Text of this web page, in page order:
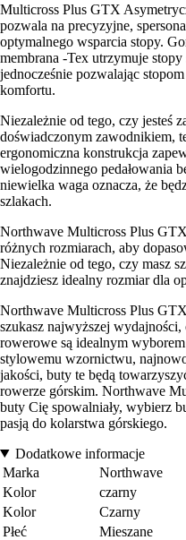
Multicross Plus GTX
pozwala na precyzyjne,
optymalnego wsparcia stopy.
membrana -Tex utrzymuje
jednocześnie pozwalając
komfortu.
Niezależnie od tego, czy jesteś
doświadczonym zawodnikiem,
ergonomiczna konstrukcja
wielogodzinnego pedałowania
niewielka waga oznacza, że
szlakach.
Northwave Multicross Plus
różnych rozmiarach, aby
Niezależnie od tego, czy masz
znajdziesz idealny rozmiar dla
Northwave Multicross Plus
szukasz najwyższej
rowerowe są idealnym
stylowemu wzornictwu,
jakości, buty te będą
rowerze górskim. Northwave
buty Cię spowalniały, wybierz
pasją do kolarstwa górskiego.
Dodatkowe informacje
Marka
Northwave
Kolor
czarny
Kolor
Czarny
Płeć
Mieszane